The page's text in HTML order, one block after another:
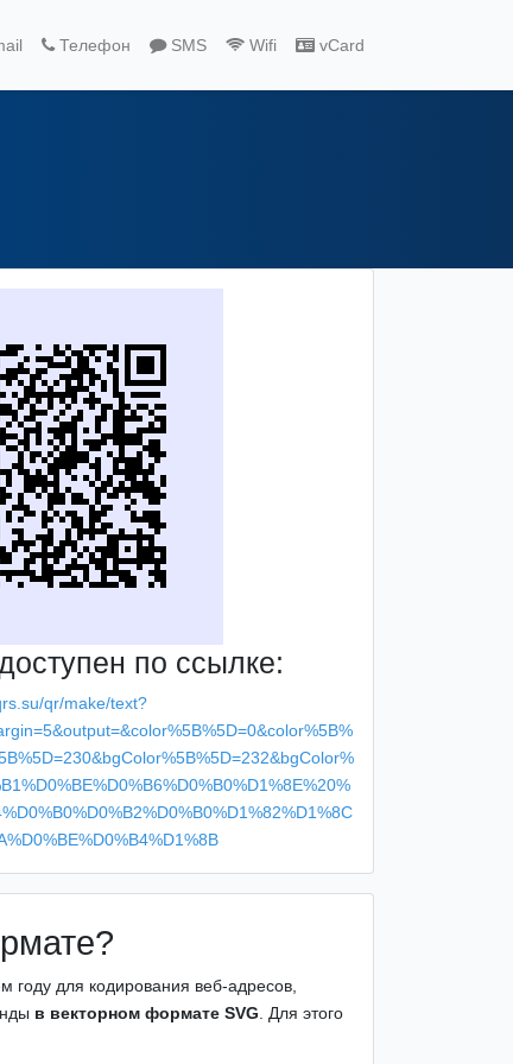
Телефон SMS Wifi vCard
по ссылке:
qr/make/text?
году для кодирования веб-адресов,
в векторном формате SVG. Для этого